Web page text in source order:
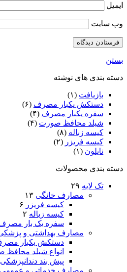
ایمیل
وب‌ سایت
بستن
دسته بندی های نوشته
بازیافت (۱)
دستکش یکبار مصرف (۶)
سفره یکبار مصرف (۴)
شیلد محافظ صورت (۴)
کیسه زباله (۸)
کیسه فریزر (۲)
نایلون (۱)
دسته بندی محصولات
تک لایه ۲۹
مصارف خانگی ۱۳
کیسه فریزر ۶
کیسه زباله ۲
سفره یک بار
مصارف بهداشتی و
دستکش یکبار
انواع شیلد
پیش بند
مصارف خدماتی و عمومی